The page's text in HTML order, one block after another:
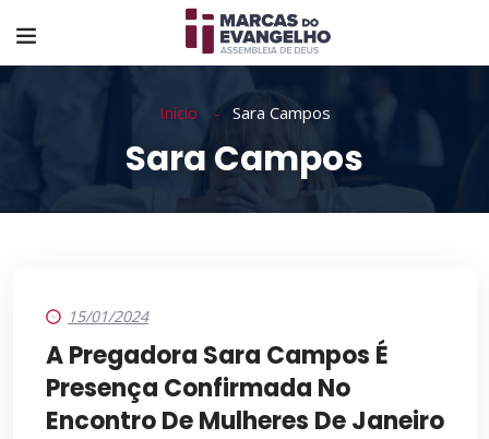
Início Sara Campos
Sara Campos
15/01/2024
A Pregadora Sara Campos É
Presença Confirmada No
Encontro De Mulheres De Janeiro